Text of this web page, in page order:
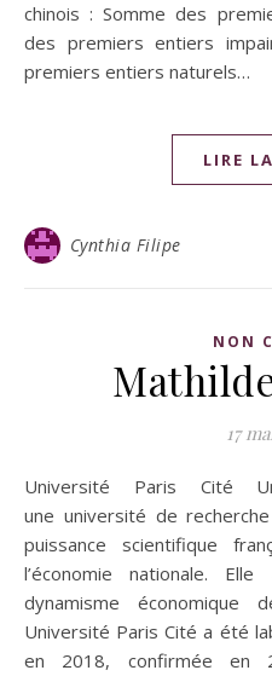
chinois : Somme des
des premiers entiers
premiers entiers naturels…
LIRE
Cynthia Filipe
NON
17
Université Paris Cité Université Paris Cité est
une université de
puissance scientifique
l’économie nationale.
dynamisme économique
Université Paris Cité a été
en 2018, confirmée en